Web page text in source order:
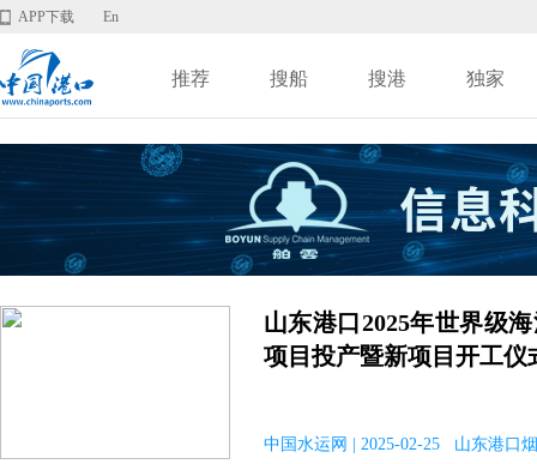
APP下载 En
推荐 搜船 搜港 独家
山东港口2025年世界级
项目投产暨新项目开工仪
中国水运网 | 2025-02-25 山东港口